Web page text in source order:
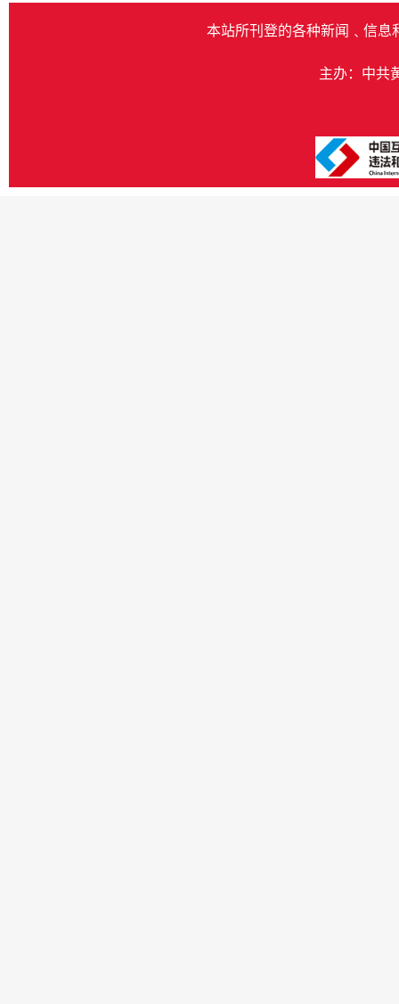
本站所刊登的各种新闻﹑信息
主办：中共